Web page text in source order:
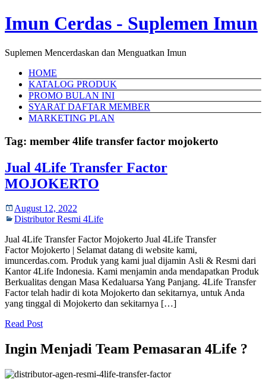
Imun Cerdas - Suplemen Imun
Suplemen Mencerdaskan dan Menguatkan Imun
HOME
KATALOG PRODUK
PROMO BULAN INI
SYARAT DAFTAR MEMBER
MARKETING PLAN
Tag: member 4life transfer factor mojokerto
Jual 4Life Transfer Factor
MOJOKERTO
August 12, 2022
Distributor Resmi 4Life
Jual 4Life Transfer Factor Mojokerto Jual 4Life Transfer
Factor Mojokerto | Selamat datang di website kami,
imuncerdas.com. Produk yang kami jual dijamin Asli & Resmi dari
Kantor 4Life Indonesia. Kami menjamin anda mendapatkan Produk
Berkualitas dengan Masa Kedaluarsa Yang Panjang. 4Life Transfer
Factor telah hadir di kota Mojokerto dan sekitarnya, untuk Anda
yang tinggal di Mojokerto dan sekitarnya […]
Read Post
Ingin Menjadi Team Pemasaran 4Life ?